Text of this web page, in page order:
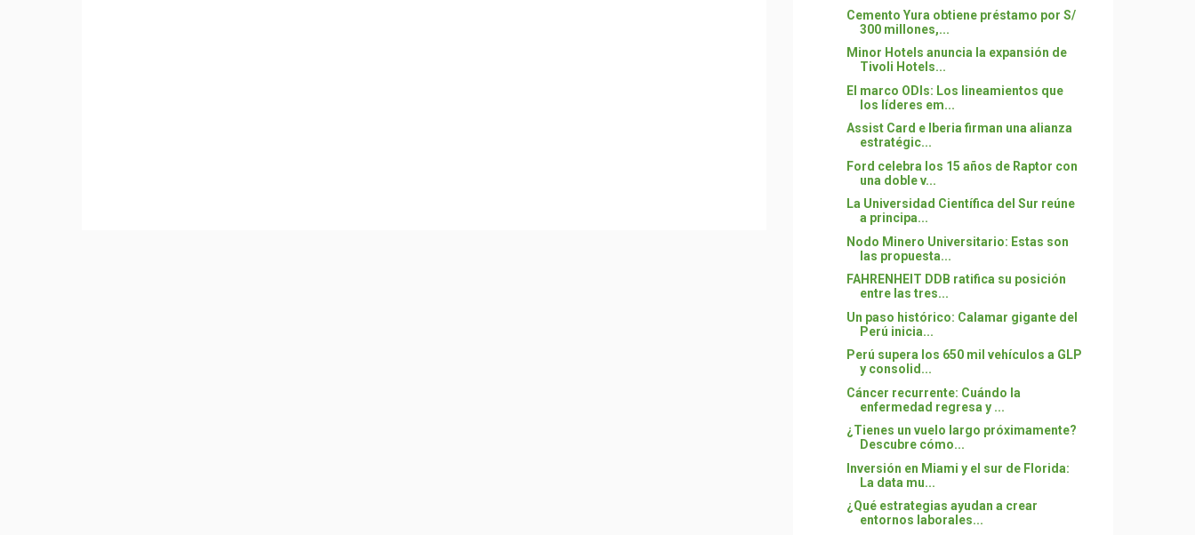
Cemento Yura obtiene préstamo por S/
300 millones,...
Minor Hotels anuncia la expansión de
Tivoli Hotels...
El marco ODIs: Los lineamientos que
los líderes em...
Assist Card e Iberia firman una alianza
estratégic...
Ford celebra los 15 años de Raptor con
una doble v...
La Universidad Científica del Sur reúne
a principa...
Nodo Minero Universitario: Estas son
las propuesta...
FAHRENHEIT DDB ratifica su posición
entre las tres...
Un paso histórico: Calamar gigante del
Perú inicia...
Perú supera los 650 mil vehículos a GLP
y consolid...
Cáncer recurrente: Cuándo la
enfermedad regresa y ...
¿Tienes un vuelo largo próximamente?
Descubre cómo...
Inversión en Miami y el sur de Florida:
La data mu...
¿Qué estrategias ayudan a crear
entornos laborales...